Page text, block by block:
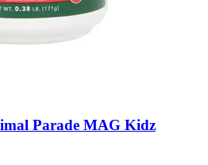
Parade MAG Kidz